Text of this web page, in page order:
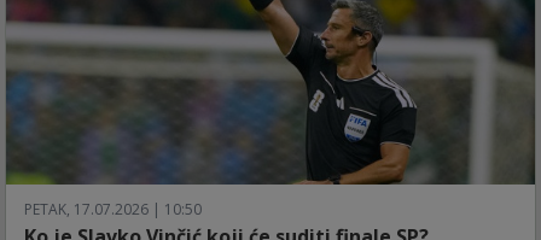
PETAK, 17.07.2026 | 10:50